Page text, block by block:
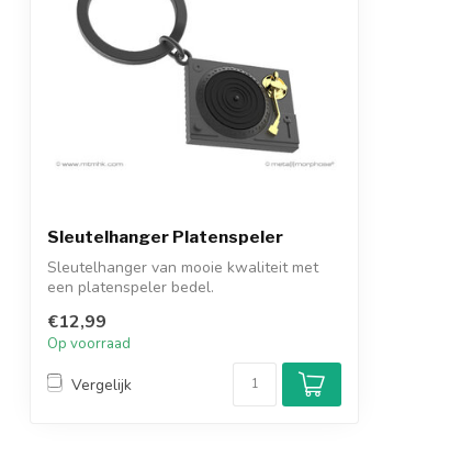
Sleutelhanger Platenspeler
Sleutelhanger van mooie kwaliteit met
een platenspeler bedel.
€12,99
Op voorraad
Vergelijk